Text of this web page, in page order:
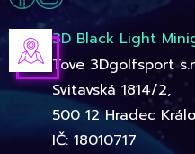
3D Black Light
Tove 3Dgolfsport
Svitavská 1814/2,
500 12 Hradec
IČ: 18010717